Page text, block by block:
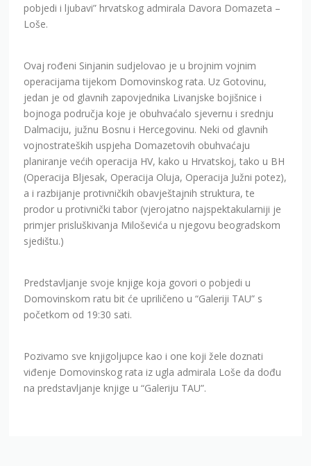
pobjedi i ljubavi” hrvatskog admirala Davora Domazeta –
Loše.
Ovaj rođeni Sinjanin sudjelovao je u brojnim vojnim
operacijama tijekom Domovinskog rata. Uz Gotovinu,
jedan je od glavnih zapovjednika Livanjske bojišnice i
bojnoga područja koje je obuhvaćalo sjevernu i srednju
Dalmaciju, južnu Bosnu i Hercegovinu. Neki od glavnih
vojnostrateških uspjeha Domazetovih obuhvaćaju
planiranje većih operacija HV, kako u Hrvatskoj, tako u BH
(Operacija Bljesak, Operacija Oluja, Operacija Južni potez),
a i razbijanje protivničkih obavještajnih struktura, te
prodor u protivnički tabor (vjerojatno najspektakularniji je
primjer prisluškivanja Miloševića u njegovu beogradskom
sjedištu.)
Predstavljanje svoje knjige koja govori o pobjedi u
Domovinskom ratu bit će upriličeno u “Galeriji TAU” s
početkom od 19:30 sati.
Pozivamo sve knjigoljupce kao i one koji žele doznati
viđenje Domovinskog rata iz ugla admirala Loše da dođu
na predstavljanje knjige u “Galeriju TAU”.